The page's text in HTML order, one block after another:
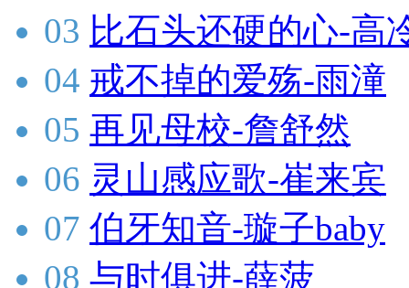
03 比石头还硬的心-高
04 戒不掉的爱殇-雨潼
05 再见母校-詹舒然
06 灵山感应歌-崔来宾
07 伯牙知音-璇子baby
08 与时俱进-薛菠